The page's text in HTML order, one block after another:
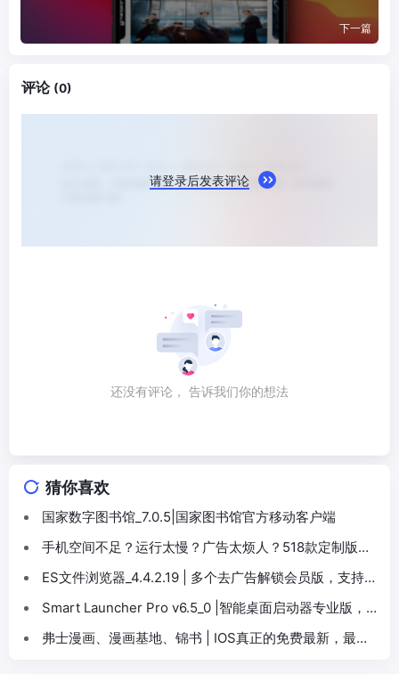
下一篇
评论 (0)
请登录后发表评论
还没有评论， 告诉我们你的想法
猜你喜欢
国家数字图书馆_7.0.5|国家图书馆官方移动客户端
手机空间不足？运行太慢？广告太烦人？518款定制版
App,个个吊打官方
ES文件浏览器_4.4.2.19 | 多个去广告解锁会员版，支持多
种文件传输协议管理手机、平板电脑和电视中的文件
Smart Launcher Pro v6.5_0 |智能桌面启动器专业版，
解锁高级版
弗士漫画、漫画基地、锦书 | IOS真正的免费最新，最